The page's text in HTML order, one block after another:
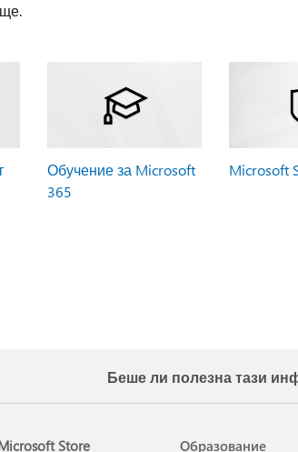
Обучение за Microsoft
365
Microsoft
Беше ли полезна тази
Store Образование